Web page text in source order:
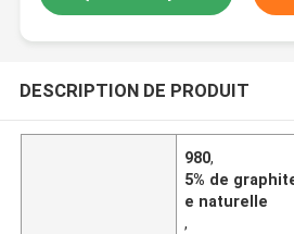
DESCRIPTION DE PRODUIT
980,
5% de
e naturelle
,